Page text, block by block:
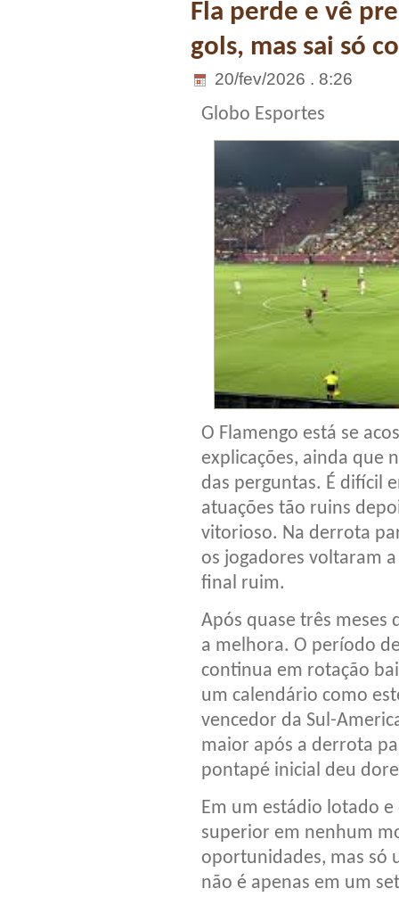
Fla perde e vê
gols, mas sai só
20/fev/2026 . 8:26
Globo Esportes
O Flamengo está se
explicações, ainda que
das perguntas. É difícil
atuações tão ruins
vitorioso. Na derrota
os jogadores voltaram
final ruim.
Após quase três meses
a melhora. O período
continua em rotação
um calendário como
vencedor da Sul-
maior após a derrota
pontapé inicial deu
Em um estádio lotado
superior em nenhum
oportunidades, mas só
não é apenas em um